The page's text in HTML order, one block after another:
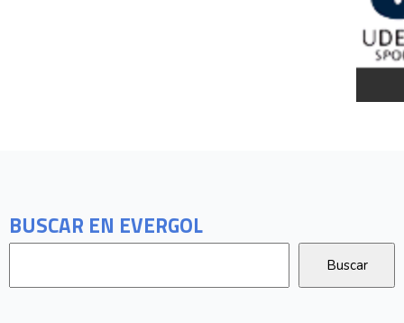
BUSCAR EN EVERGOL